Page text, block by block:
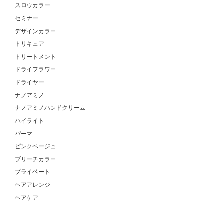
スロウカラー
セミナー
デザインカラー
トリキュア
トリートメント
ドライフラワー
ドライヤー
ナノアミノ
ナノアミノハンドクリーム
ハイライト
パーマ
ピンクベージュ
ブリーチカラー
プライベート
ヘアアレンジ
ヘアケア